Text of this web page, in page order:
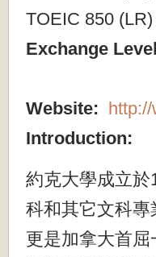
TOEIC 850
Exchange
Website:
Introduction:
約克大學成立
科和其它文科
更是加拿大首